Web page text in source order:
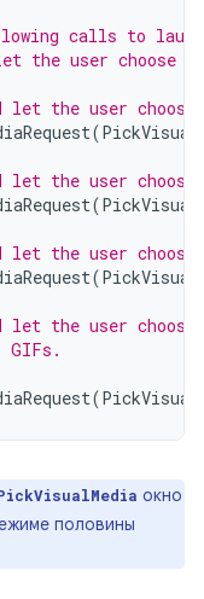
calls to
the user choose
the user choose
(
let the user choose
(
let the user
(
let the user
GIFs.
(
окно
половины